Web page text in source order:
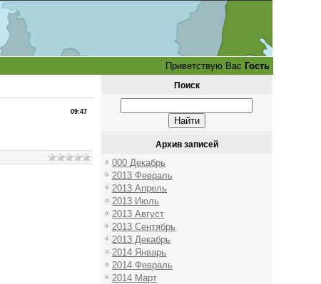
Приветствую Вас Гость
09:47
Поиск
Архив записей
000 Декабрь
2013 Февраль
2013 Апрель
2013 Июль
2013 Август
2013 Сентябрь
2013 Декабрь
2014 Январь
2014 Февраль
2014 Март